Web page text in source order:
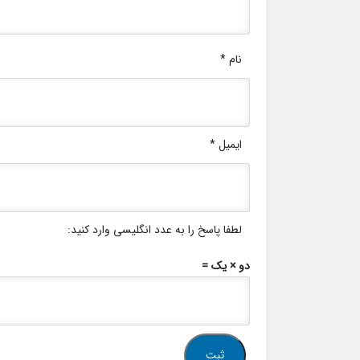
نام*
ایمیل*
لطفا پاسخ را به عدد انگلیسی وارد کنید:
دو × یک =